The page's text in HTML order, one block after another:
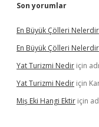
Son yorumlar
En Büyük Çölleri Nelerdir
En Büyük Çölleri Nelerdir
Yat Turizmi Nedir için
Yat Turizmi Nedir için
Miş Eki Hangi Ektir için